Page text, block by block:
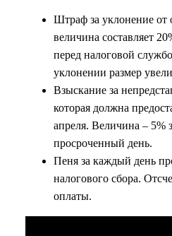
Штраф за уклонение от
величина составляет
перед налоговой
уклонении размер
Взыскание за
которая должна
апреля. Величина – 5%
просроченный день.
Пеня за каждый день
налогового сбора.
оплаты.